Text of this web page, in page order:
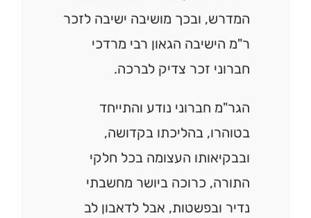
המדרש, ובכך מושיבה ישיבה לזכר
ר"מ הישיבה הגאון רבי מרדכי
חברוני זכר צדיק לברכה.
הגר"מ חברוני נודע והתייחד
בטוהרו, בהליכתו בקדושה,
ובבקיאותו העצומה בכל חלקי
התורה, כרוכה ביושר מחשבתי
נדיר ובפשטות, אבל לדאבון לב